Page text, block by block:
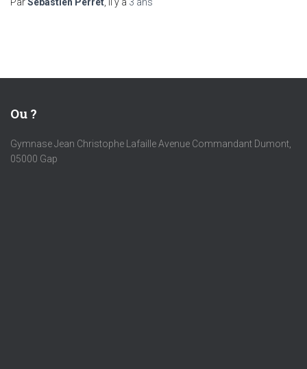
Ou ?
Gymnase Jean Christophe Lafaille Avenue Commandant Dumont,
05000 Gap